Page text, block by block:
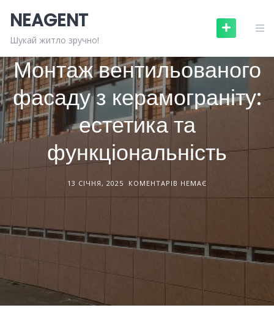
content
NEAGENT
Шукай житло зручно!БУДІВЕЛЬНІ МАТЕРІАЛИ
Монтаж вентильованого
фасаду з керамограніту:
естетика та
функціональність
13 СІЧНЯ, 2025 КОМЕНТАРІВ НЕМАЄ